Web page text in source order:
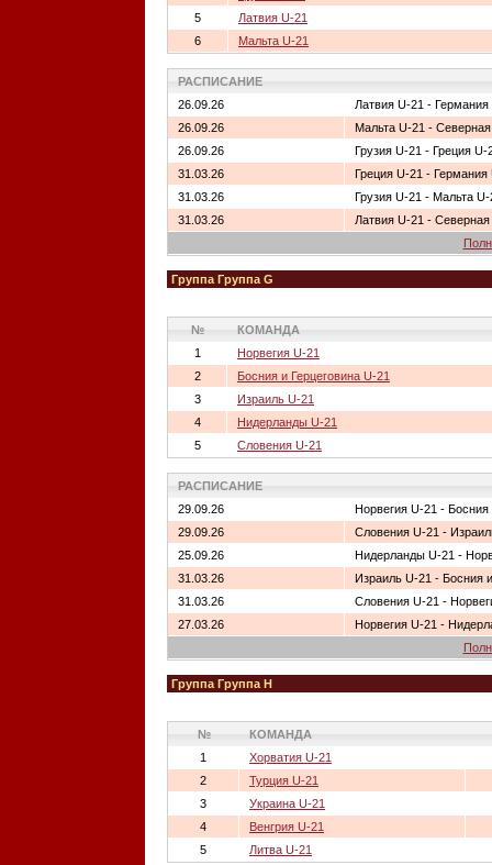
5
Латвия U-21
6
Мальта U-21
РАСПИСАНИЕ
26.09.26
Латвия U-21 - Германия
26.09.26
Мальта U-21 -
26.09.26
Грузия U-21 - Греция U-
31.03.26
Греция U-21 - Германия
31.03.26
Грузия U-21 - Мальта U-
31.03.26
Латвия U-21 -
Группа Группа G
№
КОМАНДА
1
Норвегия U-21
2
Босния и Герцеговина U-21
3
Израиль U-21
4
Нидерланды U-21
5
Словения U-21
РАСПИСАНИЕ
29.09.26
Норвегия U-21 - Босния
29.09.26
Словения U-21 -
25.09.26
Нидерланды U-21 -
31.03.26
Израиль U-21 - Босния
31.03.26
Словения U-21 -
27.03.26
Норвегия U-21 -
Группа Группа H
№
КОМАНДА
1
Хорватия U-21
2
Турция U-21
3
Украина U-21
4
Венгрия U-21
5
Литва U-21